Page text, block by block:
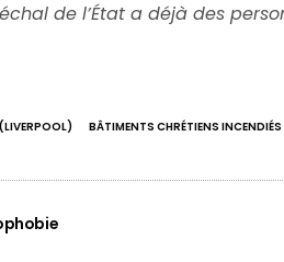
de l’État a déjà des
BÂTIMENTS CHRÉTIENS INCENDIÉS